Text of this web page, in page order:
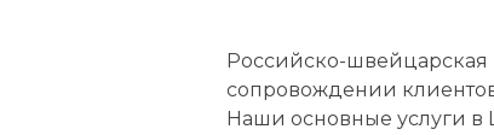
Российско-швейцарская
сопровождении
Наши основные услуги